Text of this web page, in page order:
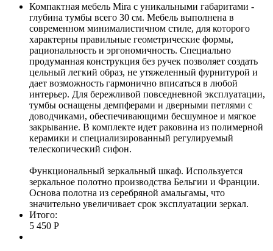
Компактная мебель Mira с уникальными габаритами -
глубина тумбы всего 30 см. Мебель выполнена в
современном минималистичном стиле, для которого
характерны правильные геометрические формы,
рациональность и эргономичность. Специально
продуманная конструкция без ручек позволяет создать
цельный легкий образ, не утяжеленный фурнитурой и
дает возможность гармонично вписаться в любой
интерьер. Для бережливой повседневной эксплуатации,
тумбы оснащены демпферами и дверными петлями с
доводчиками, обеспечивающими бесшумное и мягкое
закрывание. В комплекте идет раковина из полимерной
керамики и специализированный регулируемый
телескопический сифон.
Функциональный зеркальный шкаф. Используется
зеркальное полотно производства Бельгии и Франции.
Основа полотна из серебряной амальгамы, что
значительно увеличивает срок эксплуатации зеркал.
Итого:
5 450 Р